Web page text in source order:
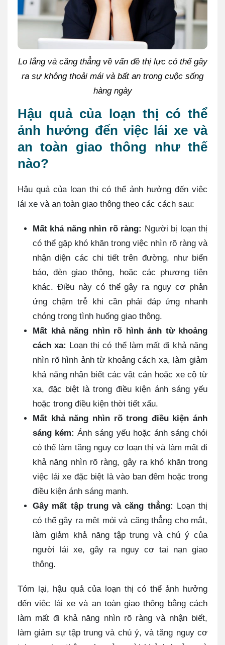
Lo lắng và căng thẳng về vấn đề thị lực có thể gây
ra sự không thoải mái và bất an trong cuộc sống
hàng ngày
Hậu quả của loạn thị có thể
ảnh hưởng đến việc lái xe và
an toàn giao thông như thế
nào?
Hậu quả của loạn thị có thể ảnh hưởng đến việc
lái xe và an toàn giao thông theo các cách sau:
Mất khả năng nhìn rõ ràng: Người bị loạn thị
có thể gặp khó khăn trong việc nhìn rõ ràng và
nhận diện các chi tiết trên đường, như biển
báo, đèn giao thông, hoặc các phương tiện
khác. Điều này có thể gây ra nguy cơ phản
ứng chậm trễ khi cần phải đáp ứng nhanh
chóng trong tình huống giao thông.
Mất khả năng nhìn rõ hình ảnh từ khoảng
cách xa: Loạn thị có thể làm mất đi khả năng
nhìn rõ hình ảnh từ khoảng cách xa, làm giảm
khả năng nhận biết các vật cản hoặc xe cộ từ
xa, đặc biệt là trong điều kiện ánh sáng yếu
hoặc trong điều kiện thời tiết xấu.
Mất khả năng nhìn rõ trong điều kiện ánh
sáng kém: Ánh sáng yếu hoặc ánh sáng chói
có thể làm tăng nguy cơ loạn thị và làm mất đi
khả năng nhìn rõ ràng, gây ra khó khăn trong
việc lái xe đặc biệt là vào ban đêm hoặc trong
điều kiện ánh sáng mạnh.
Gây mất tập trung và căng thẳng: Loạn thị
có thể gây ra mệt mỏi và căng thẳng cho mắt,
làm giảm khả năng tập trung và chú ý của
người lái xe, gây ra nguy cơ tai nạn giao
thông.
Tóm lại, hậu quả của loạn thị có thể ảnh hưởng
đến việc lái xe và an toàn giao thông bằng cách
làm mất đi khả năng nhìn rõ ràng và nhận biết,
làm giảm sự tập trung và chú ý, và tăng nguy cơ